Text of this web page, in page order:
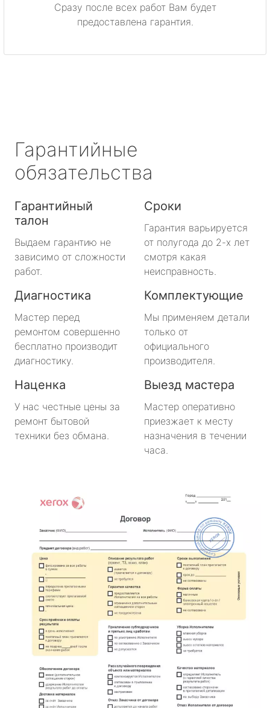
Сразу после всех работ Вам будет
предоставлена гарантия.
Гарантийные
обязательства
Гарантийный
талон
Выдаем гарантию не
зависимо от сложности
работ.
Сроки
Гарантия варьируется
от полугода до 2-х лет
смотря какая
неисправность.
Диагностика
Мастер перед
ремонтом совершенно
бесплатно производит
диагностику.
Комплектующие
Мы применяем детали
только от
официального
производителя.
Наценка
У нас честные цены за
ремонт бытовой
техники без обмана.
Выезд мастера
Мастер оперативно
приезжает к месту
назначения в течении
часа.